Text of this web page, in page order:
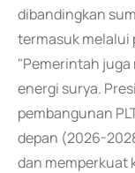
dibandingkan
termasuk melalui
"Pemerintah
energi surya.
pembangunan
depan (2026-
dan memperkuat